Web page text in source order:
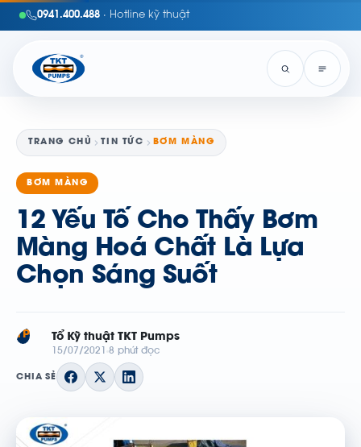
0941.400.488 · Hotline kỹ thuật
TRANG CHỦ TIN TỨC BƠM MÀNG
BƠM MÀNG
12 Yếu Tố Cho Thấy Bơm
Màng Hoá Chất Là Lựa
Chọn Sáng Suốt
TP Tổ Kỹ thuật TKT Pumps
15/07/2021 8 phút đọc
CHIA SẺ